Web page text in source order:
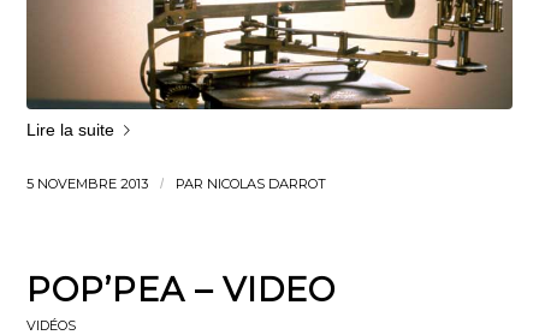
Lire la suite
5 NOVEMBRE 2013 / PAR NICOLAS DARROT
POP’PEA – VIDEO
VIDÉOS